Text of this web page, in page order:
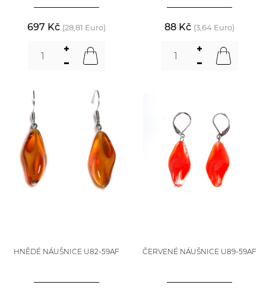
697 Kč (28,81 Euro) 88 Kč (3,64 Euro)
HNĚDÉ NÁUŠNICE U82-59AF ČERVENÉ NÁUŠNICE U89-59AF